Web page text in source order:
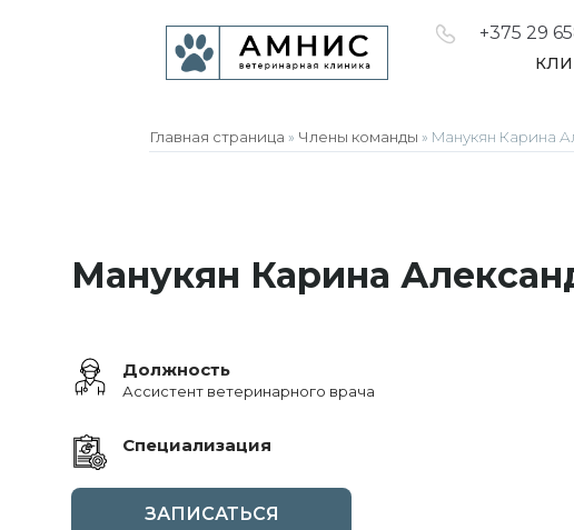
+375 29
Главная страница » Члены команды » Манукян Карина
Манукян Карина
Должность
Ассистент ветеринарного врача
Специализация
ЗАПИСАТЬСЯ